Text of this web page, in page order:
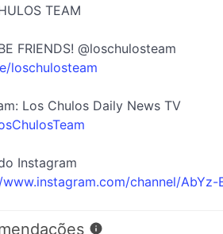
TEAM
FRIENDS! @loschulosteam
loschulosteam
Los Chulos Daily News TV
Instagram
channel/AbYz-